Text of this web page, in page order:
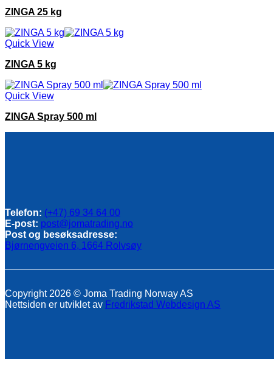
ZINGA 25 kg
Quick View
ZINGA 5 kg
Quick View
ZINGA Spray 500 ml
Telefon: (+47) 69 34 64 00
E-post: post@jomatrading.no
Post og besøksadresse:
Bjørnengveien 6, 1664 Rolvsøy
Copyright 2026 © Joma Trading Norway AS
Nettsiden er utviklet av Fredrikstad Webdesign AS